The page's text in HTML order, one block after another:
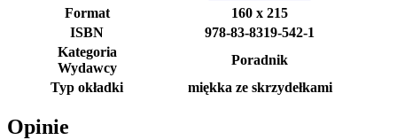
Format
160 x 215
ISBN
978-83-8319-542-1
Kategoria
Wydawcy
Poradnik
Typ okładki
miękka ze skrzydełkami
Opinie